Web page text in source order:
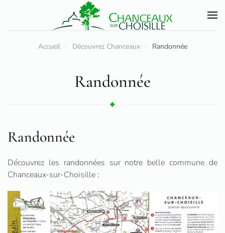
Accéder au contenu principal
Accueil Découvrez Chanceaux Randonnée
Randonnée
Randonnée
Découvrez les randonnées sur notre belle commune de
Chanceaux-sur-Choisille :